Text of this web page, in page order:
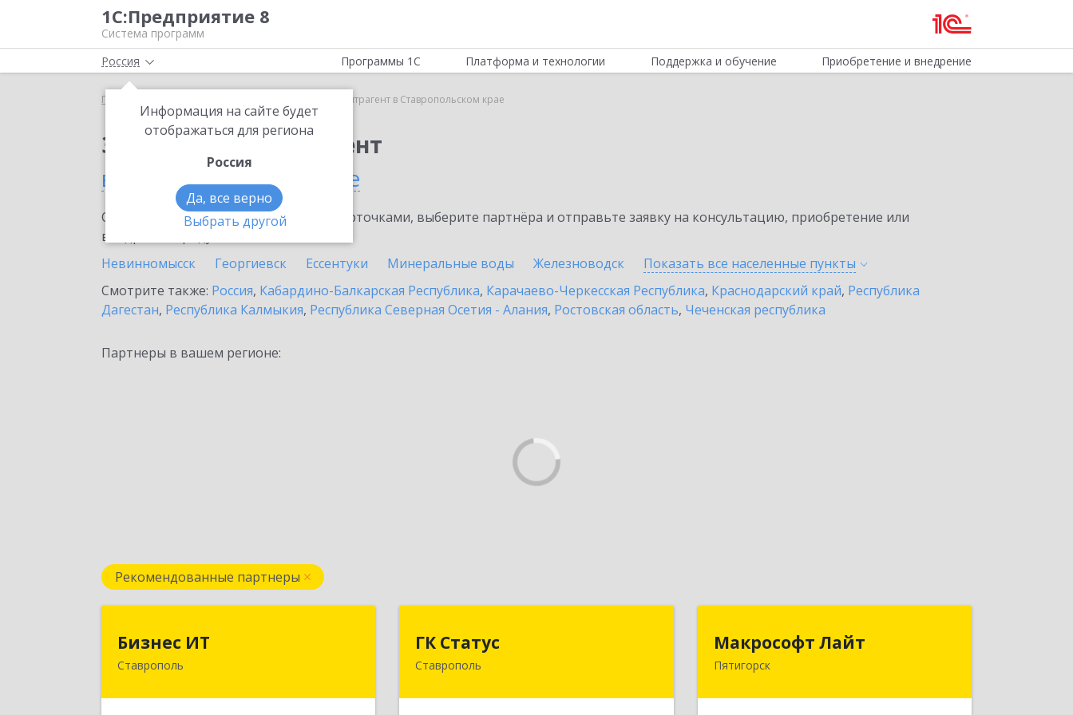
1С:Предприятие 8
Система программ
Россия
Информация на сайте будет
отображаться для региона
Россия
Да, все верно
Выбрать другой
Программы 1С Платформа и технологии Поддержка и обучение Приобретение и внедрение
Главная 1С:Контрагент в Ставропольском крае
Заказать 1С:Контрагент
в Ставропольском крае
Ознакомьтесь с информационными карточками, выберите партнёра и отправьте заявку на консультацию, приобретение или
внедрение продукта.
Невинномысск
Георгиевск Ессентуки Минеральные воды Железноводск Показать все населенные пункты
Смотрите также: Россия, Кабардино-Балкарская Республика, Карачаево-Черкесская Республика, Краснодарский край, Республика
Дагестан, Республика Калмыкия, Республика Северная Осетия - Алания, Ростовская область, Чеченская республика
Партнеры в вашем регионе:
Рекомендованные партнеры
Бизнес ИТ
Ставрополь355035, Ставропольский край,
ГК Статус
Ставрополь355002, Ставропольский край,
Макрософт Лайт
Пятигорск
Макрософт Лайт
357501, Ставропольский край,